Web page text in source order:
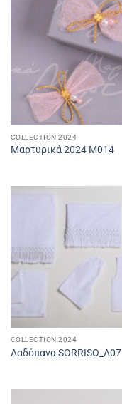
COLLECTION 2024
Μαρτυρικά 2024 M014
COLLECTION 2024
Λαδόπανα SORRISO_Λ07